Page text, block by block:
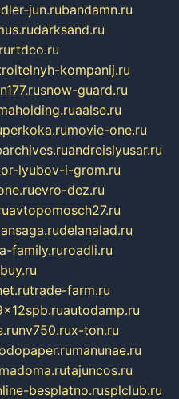
jun.rubandamn.ru
darksand.ru
rtdco.ru
kompanij.ru
snow-guard.ru
aalse.ru
perkoka.rumovie-one.ru
andreislyusar.ru
lyubov-i-grom.ru
evro-dez.ru
avtopomosch27.ru
delanalad.ru
family.ruroadli.ru
trade-farm.ru
autodamp.ru
nv750.rux-ton.ru
manunae.ru
madoma.rutajuncos.ru
besplatno.rusplclub.ru